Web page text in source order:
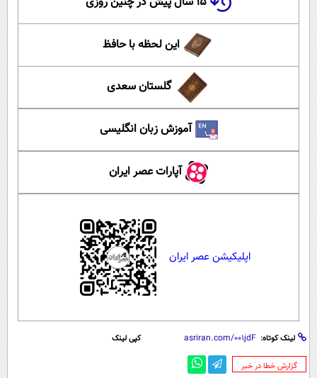
این لحظه با حافظ
گلستان سعدی
آموزش زبان انگلیسی
آپارات عصر ایران
اپلیکیشن عصر ایران
لینک کوتاه: کپی لینک
‌گزارش خطا در خبر